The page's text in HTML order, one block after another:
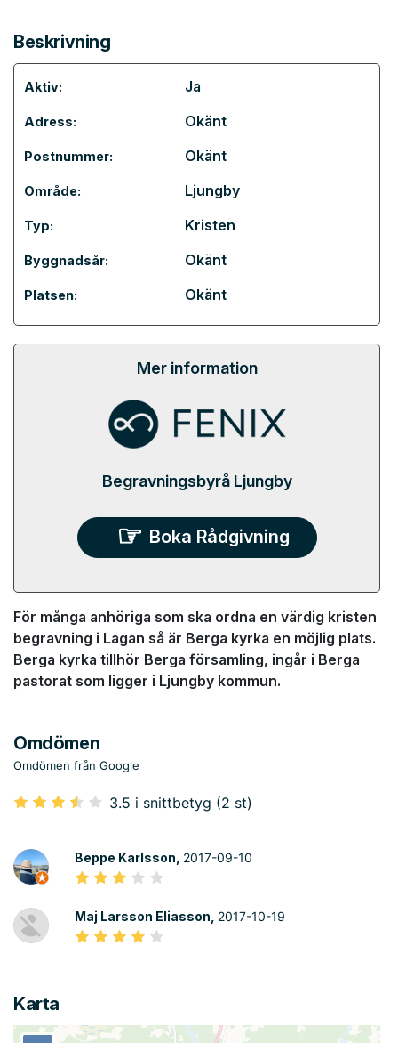
Beskrivning
Aktiv: Ja
Adress: Okänt
Postnummer: Okänt
Område: Ljungby
Typ: Kristen
Byggnadsår: Okänt
Platsen: Okänt
Mer information
Begravningsbyrå Ljungby
Boka Rådgivning
För många anhöriga som ska ordna en värdig kristen
begravning i Lagan så är Berga kyrka en möjlig plats.
Berga kyrka tillhör Berga församling, ingår i Berga
pastorat som ligger i Ljungby kommun.
Omdömen
Omdömen från Google
3.5 i snittbetyg (2 st)
Beppe Karlsson, 2017-09-10
Maj Larsson Eliasson, 2017-10-19
Karta